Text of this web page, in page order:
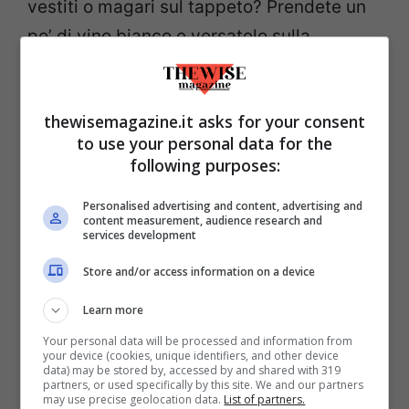
vestiti o magari sul tappeto? Prendete un
po’ di vino bianco e versatelo sulla
macchina, noterete dopo qualche minuto
il vino sia stato in grado di fungere
da smacchiatore.
Il vino bianco, inoltre, può essere usato per
sgrassare le macchie di grasso o di
gasolioche generalmente sono presenti
nelle officine o nei garage. Provare per
credere! Anche se stenterete a crederci,
vino rosso ha il potere di donare
luminosità e lucentezza alla nostra pelle
Applicate un po’ di vino rosso sul vostro
thewisemagazine.it asks for your consent
to use your personal data for the
following purposes:
Personalised advertising and content, advertising and
content measurement, audience research and
services development
Store and/or access information on a device
Learn more
Your personal data will be processed and information from
your device (cookies, unique identifiers, and other device
data) may be stored by, accessed by and shared with 319
partners, or used specifically by this site. We and our partners
may use precise geolocation data. List of partners.